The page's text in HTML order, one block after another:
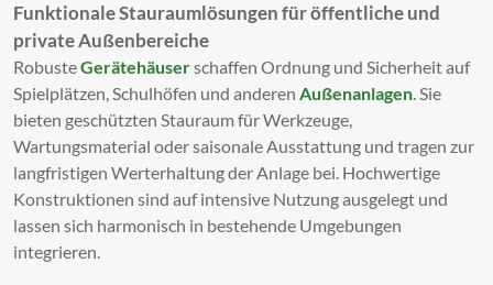
Funktionale Stauraumlösungen für öffentliche und
private Außenbereiche
RobusteGerätehäuserschaffen Ordnung und Sicherheit auf
Spielplätzen, Schulhöfen und anderen Außenanlagen. Sie
bieten geschützten Stauraum für Werkzeuge,
Wartungsmaterial oder saisonale Ausstattung und tragen zur
langfristigen Werterhaltung der Anlage bei. Hochwertige
Konstruktionen sind auf intensive Nutzung ausgelegt und
lassen sich harmonisch in bestehende Umgebungen
integrieren.